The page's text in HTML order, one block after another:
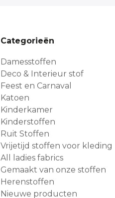
Categorieën
Damesstoffen
Deco & Interieur stof
Feest en Carnaval
Katoen
Kinderkamer
Kinderstoffen
Ruit Stoffen
Vrijetijd stoffen voor kleding
All ladies fabrics
Gemaakt van onze stoffen
Herenstoffen
Nieuwe producten